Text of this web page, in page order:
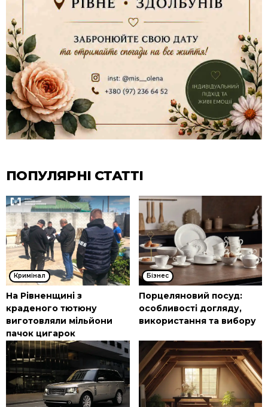
ПОПУЛЯРНІ СТАТТІ
Кримінал
На Рівненщині з
краденого тютюну
виготовляли мільйони
пачок цигарок
Бізнес
Порцеляновий посуд:
особливості догляду,
використання та вибору